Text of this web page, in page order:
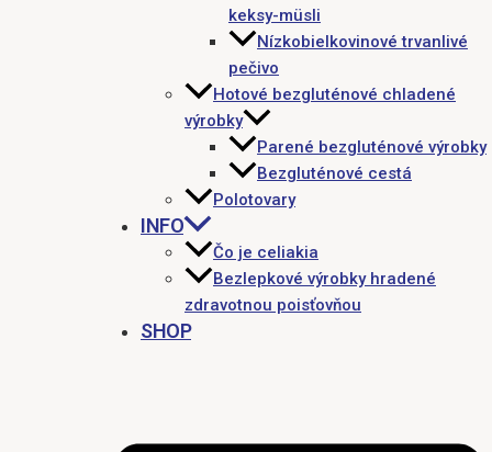
keksy-müsli
Nízkobielkovinové trvanlivé
pečivo
Hotové bezgluténové chladené
výrobky
Parené bezgluténové výrobky
Bezgluténové cestá
Polotovary
INFO
Čo je celiakia
Bezlepkové výrobky hradené
zdravotnou poisťovňou
SHOP